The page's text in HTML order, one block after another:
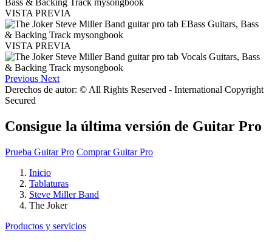
VISTA PREVIA
VISTA PREVIA
Previous Next
Derechos de autor: © All Rights Reserved - International Copyright
Secured
Consigue la última versión de Guitar Pro
Prueba Guitar Pro Comprar Guitar Pro
Inicio
Tablaturas
Steve Miller Band
The Joker
Productos y servicios